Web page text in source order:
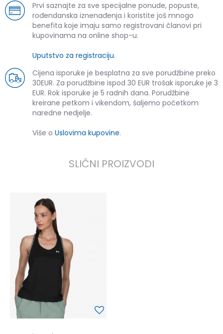
Prvi saznajte za sve specijalne ponude, popuste,
rođendanska iznenađenja i koristite još mnogo
benefita koje imaju samo registrovani članovi pri
kupovinama na online shop-u.
Uputstvo za registraciju.
Cijena isporuke je besplatna za sve porudžbine preko
30EUR. Za porudžbine ispod 30 EUR trošak isporuke je 3
EUR. Rok isporuke je 5 radnih dana. Porudžbine
kreirane petkom i vikendom, šaljemo početkom
naredne nedjelje.
Više o Uslovima kupovine.
SLIČNI PROIZVODI